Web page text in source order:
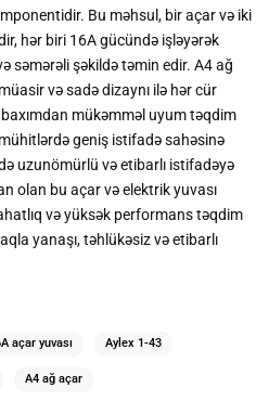
Bu məhsul, bir açar və iki
hər biri 16A gücündə işləyərək
səmərəli şəkildə təmin edir. A4 ağ
və sadə dizaynı ilə hər cür
mükəmməl uyum təqdim
geniş istifadə sahəsinə
uzunömürlü və etibarlı istifadəyə
olan bu açar və elektrik yuvası
və yüksək performans təqdim
yanaşı, təhlükəsiz və etibarlı
açar yuvası Aylex 1-43
A4 ağ açar